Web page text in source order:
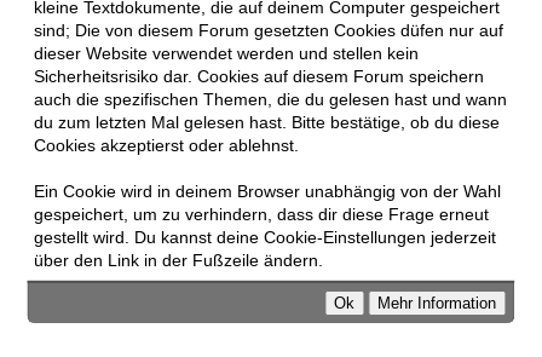
kleine Textdokumente, die auf deinem Computer gespeichert
sind; Die von diesem Forum gesetzten Cookies düfen nur auf
dieser Website verwendet werden und stellen kein
Sicherheitsrisiko dar. Cookies auf diesem Forum speichern
auch die spezifischen Themen, die du gelesen hast und wann
du zum letzten Mal gelesen hast. Bitte bestätige, ob du diese
Cookies akzeptierst oder ablehnst.
Ein Cookie wird in deinem Browser unabhängig von der Wahl
gespeichert, um zu verhindern, dass dir diese Frage erneut
gestellt wird. Du kannst deine Cookie-Einstellungen jederzeit
über den Link in der Fußzeile ändern.